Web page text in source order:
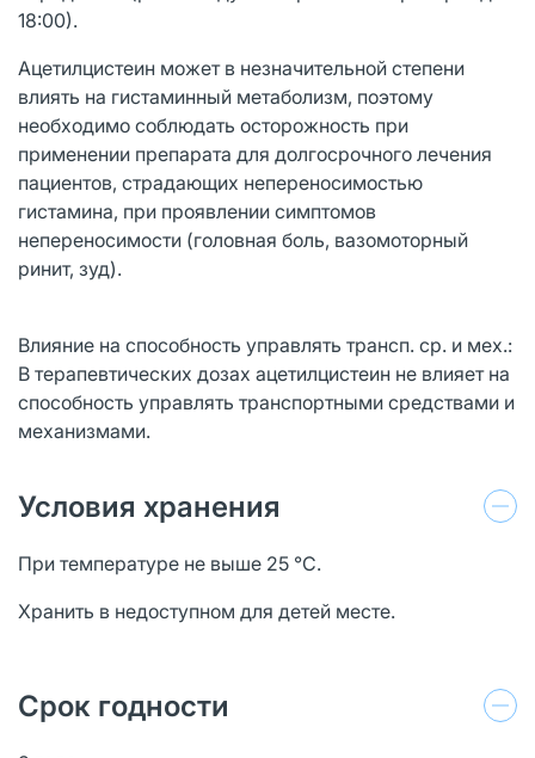
18:00).
Ацетилцистеин может в незначительной степени
влиять на гистаминный метаболизм, поэтому
необходимо соблюдать осторожность при
применении препарата для долгосрочного лечения
пациентов, страдающих непереносимостью
гистамина, при проявлении симптомов
непереносимости (головная боль, вазомоторный
ринит, зуд).
Влияние на способность управлять трансп. ср. и мех.:
В терапевтических дозах ацетилцистеин не влияет на
способность управлять транспортными средствами и
механизмами.
Условия хранения
При температуре не выше 25 °С.
Хранить в недоступном для детей месте.
Срок годности